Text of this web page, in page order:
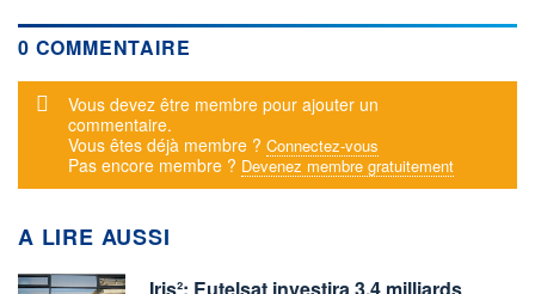
0 COMMENTAIRE
Message d'alerte
Vous devez être membre pour ajouter un
commentaire.
Vous êtes déjà membre ? Connectez-vous
Pas encore membre ? Devenez membre gratuitement
A LIRE AUSSI